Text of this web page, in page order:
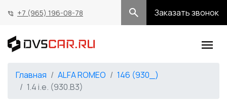
+7 (965) 196-08-78 Заказать звонок
Главная ALFA ROMEO
146 (930_)
1.4 i.e. (930.B3)